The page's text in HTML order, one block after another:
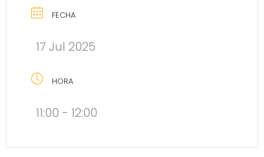
FECHA
17 Jul 2025
HORA
11:00 - 12:00